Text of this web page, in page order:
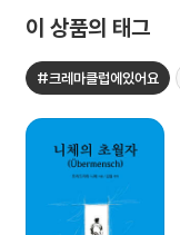
이 상품의 태그
#크레마클럽에있어요